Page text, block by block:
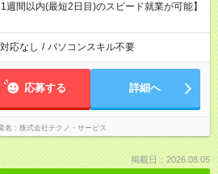
週間以内(最短2日目)のスピード就業が可能】
応なし / パソコンスキル不要
応募する 詳細へ
名 株式会社テクノ・サービス
掲載日：2026.08.05